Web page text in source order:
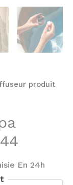
produit
En 24h